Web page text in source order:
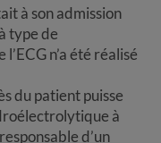
à son admission
type de
n’a été réalisé
du patient puisse
à
d’un